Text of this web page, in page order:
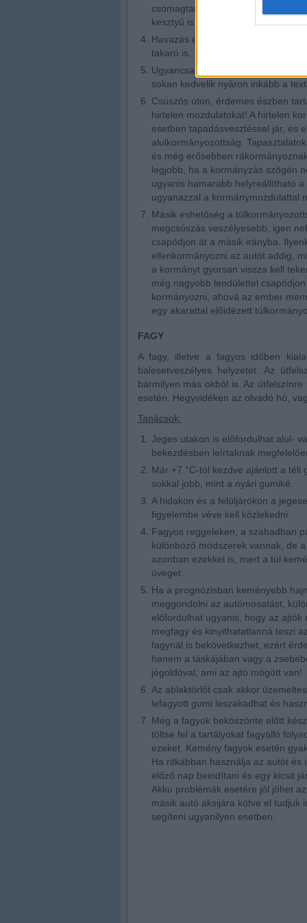
csomagtartóba. Aki pedig már
kesztyű is „aranyat ér”, ezért azt is
Havazás esetén hasznos kellék
takaró is.
Ugyancsak fontos kellék a gumi
sokan kedvelik nyáron inkább a
Csúszós úton, érdemes észben
hirtelen mozdulatokat! A hirtelen
esetben tapadásvesztéssel jár, és
alulkormányozottság.
és még erősebben
legjobb, ha a kormányzás szögén
ugyanis hamarabb helyreállítható
ugyanazzal a kormánymozdulattal
Másik eshetőség a
megcsúszás veszélyesebb, igen
csapódjon át a másik irányba.
ellenkormányozni az autót addig,
a kormányt gyorsan vissza kell
még nagyobb lendülettel
kormányozni, ahová az ember
egy akarattal előidézett
FAGY
A fagy, illetve a fagyos időben
balesetveszélyes helyzetet. Az
bármilyen más okból is. Az
esetén. Hegyvidéken az olvadó hó,
Tanácsok:
Jeges utakon is előfordulhat alul-
bekezdésben leírtaknak
Már +7 °C-tól kezdve ajánlott a
sokkal jobb, mint a nyári gumiké.
A hidakon és a felüljárókon a
figyelembe véve kell közlekedni.
Fagyos reggeleken, a szabadban
különböző módszerek vannak, de
azonban ezekkel is, mert a túl
üveget.
Ha a prognózisban keményebb
meggondolni az autómosatást,
előfordulhat ugyanis, hogy az ajtók
megfagy és kinyithatatlanná teszi
fagynál is bekövetkezhet, ezért
hanem a táskájában vagy a
jégoldóval, ami az ajtó mögött van!
Az ablaktörlőt csak akkor
lefagyott gumi leszakadhat és
Még a fagyok beköszönte előtt
töltse fel a tartályokat fagyálló
ezeket. Kemény fagyok esetén
Ha ritkábban használja az autót
előző nap beindítani és egy kicsit
Akku problémák esetére jól jöhet
másik autó aksijára kötve el tudjuk
segíteni ugyanilyen esetben.